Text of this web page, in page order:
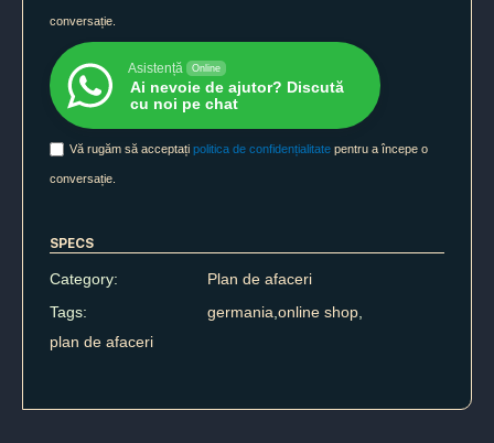
conversație.
Asistență Online
Ai nevoie de ajutor? Discută
cu noi pe chat
Vă rugăm să acceptați politica de confidențialitate pentru a începe o
conversație.
SPECS
Category:
Plan de afaceri
Tags:
germania ,online shop
plan de afaceri